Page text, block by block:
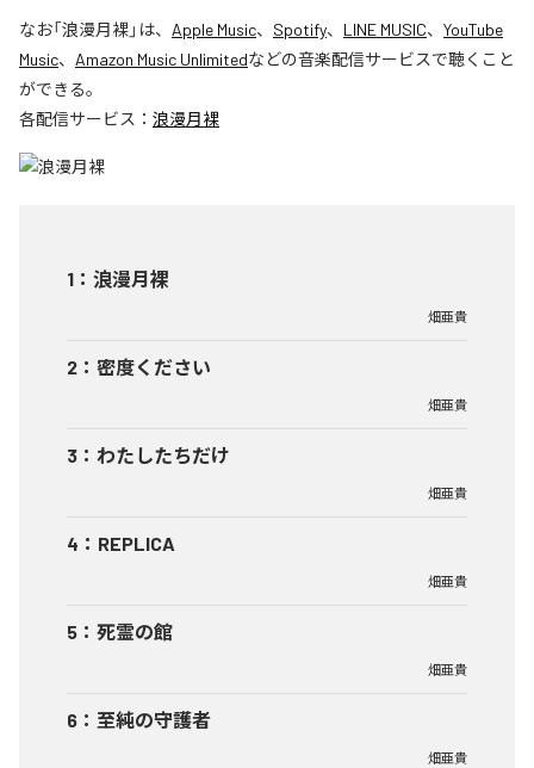
なお「浪漫月裸」は、 Apple Music、 Spotify、 LINE MUSIC、 YouTube
Music、 Amazon Music Unlimitedなどの音楽配信サービスで聴くこと
ができる。
各配信サービス： 浪漫月裸
1 ： 浪漫月裸
畑亜貴
2 ： 密度ください
畑亜貴
3 ： わたしたちだけ
畑亜貴
4 ： REPLICA
畑亜貴
5 ： 死霊の館
畑亜貴
6 ： 至純の守護者
畑亜貴